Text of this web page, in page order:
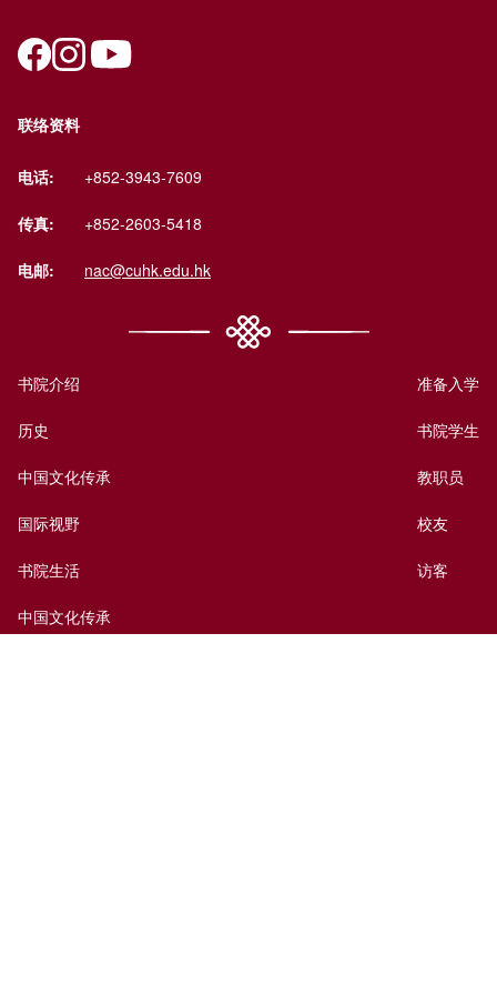
联络资料
电话: +852-3943-7609
传真: +852-2603-5418
电邮: nac@cuhk.edu.hk
书院介绍
历史
中国文化传承
国际视野
书院生活
中国文化传承
准备入学
书院学生
教职员
校友
访客